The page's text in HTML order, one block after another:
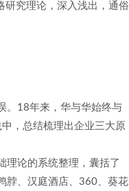
研究理论，深入浅出，通俗
。18年来，华与华始终与
，总结梳理出企业三大原
理论的系统整理，囊括了
脖、汉庭酒店、360、葵花